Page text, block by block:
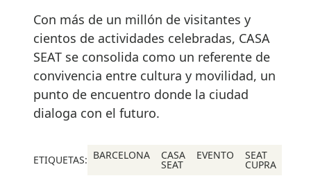
Con más de un millón de visitantes y
cientos de actividades celebradas, CASA
SEAT se consolida como un referente de
convivencia entre cultura y movilidad, un
punto de encuentro donde la ciudad
dialoga con el futuro.
ETIQUETAS: BARCELONA CASA
SEAT
EVENTO SEAT
CUPRA